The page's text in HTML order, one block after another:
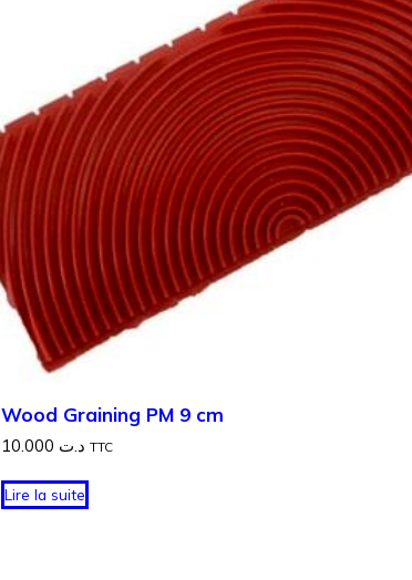
Wood Graining PM 9 cm
د.ت TTC
Lire la suite